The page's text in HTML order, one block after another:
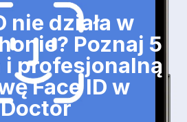
nie działa w
Poznaj 5
profesjonalną
Face ID w